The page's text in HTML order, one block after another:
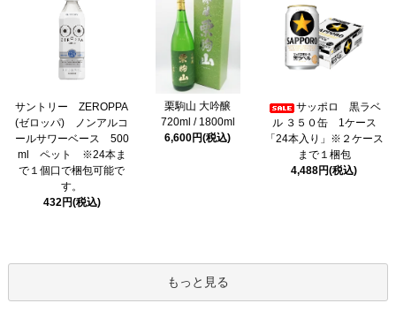
サントリー ZEROPPA
(ゼロッパ) ノンアルコ
ールサワーベース 500
ml ペット ※24本ま
で１個口で梱包可能で
す。
432円(税込)
栗駒山 大吟醸
720ml / 1800ml
6,600円(税込)
サッポロ 黒ラベ
ル ３５０缶 1ケース
「24本入り」※２ケース
まで１梱包
4,488円(税込)
もっと見る